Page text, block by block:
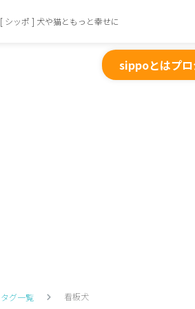
[ シッポ ] 犬や猫ともっと幸せに
sippoとはプ
タグ一覧 看板犬